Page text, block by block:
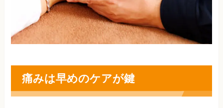
痛みは早めのケアが鍵